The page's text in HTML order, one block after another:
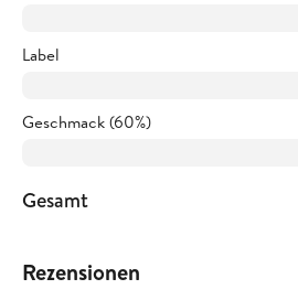
Label
Geschmack (60%)
Gesamt
Rezensionen